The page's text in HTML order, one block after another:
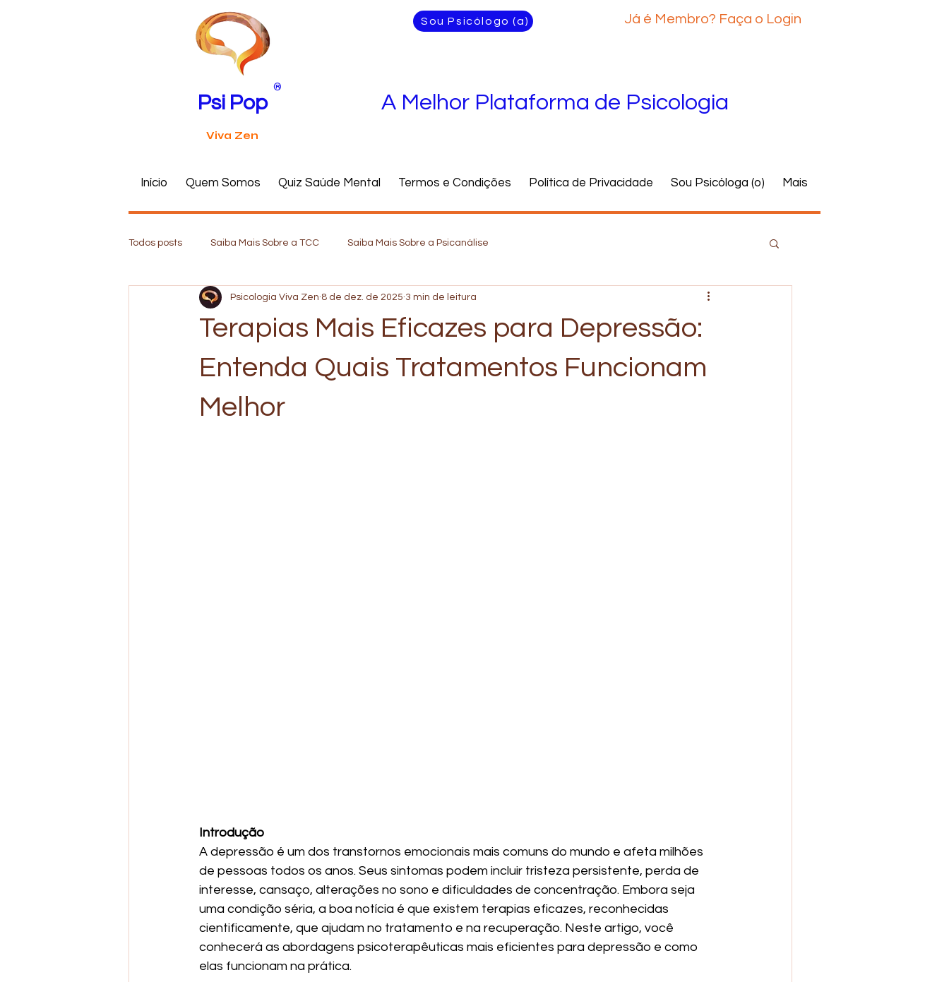
Psi Pop
®
Viva Zen
Sou Psicólogo (a) Já é Membro? Faça o Login
A Melhor Plataforma de Psicologia
Início Quem Somos Quiz Saúde Mental Termos e Condições Política de Privacidade Sou Psicóloga (o) Mais
Todos posts Saiba Mais Sobre a TCC Saiba Mais Sobre a Psicanálise
Terapias Mais Eficazes para Depressão:
Entenda Quais Tratamentos Funcionam
Melhor
Psicologia Viva Zen 8 de dez. de 2025 3 min de leitura
Introdução
A depressão é um dos transtornos emocionais mais comuns do mundo e afeta milhões
de pessoas todos os anos. Seus sintomas podem incluir tristeza persistente, perda de
interesse, cansaço, alterações no sono e dificuldades de concentração. Embora seja
uma condição séria, a boa notícia é que existem terapias eficazes, reconhecidas
cientificamente, que ajudam no tratamento e na recuperação. Neste artigo, você
conhecerá as abordagens psicoterapêuticas mais eficientes para depressão e como
elas funcionam na prática.